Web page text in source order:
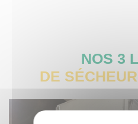
NOS 3
DE